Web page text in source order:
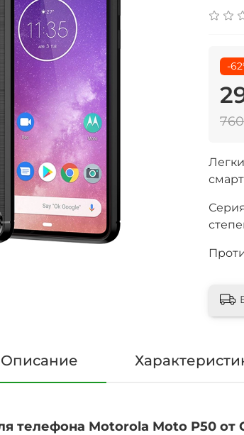
-
Описание
телефона Motorola Moto P50 от